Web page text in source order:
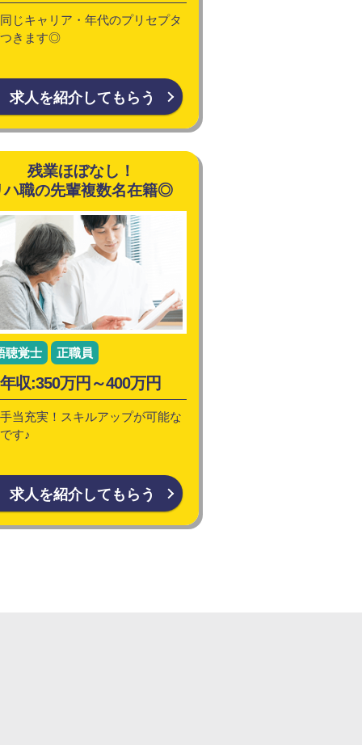
じキャリア・年代のプリセプタ
きます◎
求人を紹介してもらう
残業ほぼなし！
ハ職の先輩複数名在籍◎
聴覚士 正職員
年収:350万円～400万円
当充実！スキルアップが可能な
す♪
求人を紹介してもらう